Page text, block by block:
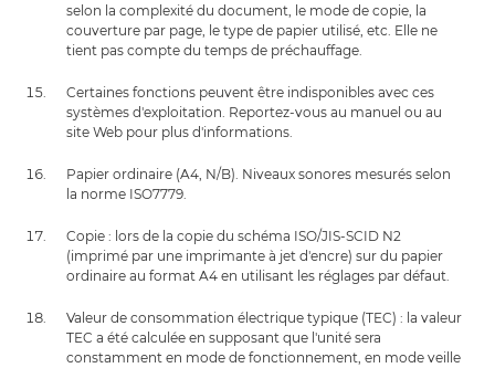
selon la complexité du document, le mode de copie, la
couverture par page, le type de papier utilisé, etc. Elle ne
tient pas compte du temps de préchauffage.
Certaines fonctions peuvent être indisponibles avec ces
systèmes d'exploitation. Reportez-vous au manuel ou au
site Web pour plus d'informations.
Papier ordinaire (A4, N/B). Niveaux sonores mesurés selon
la norme ISO7779.
Copie : lors de la copie du schéma ISO/JIS-SCID N2
(imprimé par une imprimante à jet d'encre) sur du papier
ordinaire au format A4 en utilisant les réglages par défaut.
Valeur de consommation électrique typique (TEC) : la valeur
TEC a été calculée en supposant que l'unité sera
constamment en mode de fonctionnement, en mode veille